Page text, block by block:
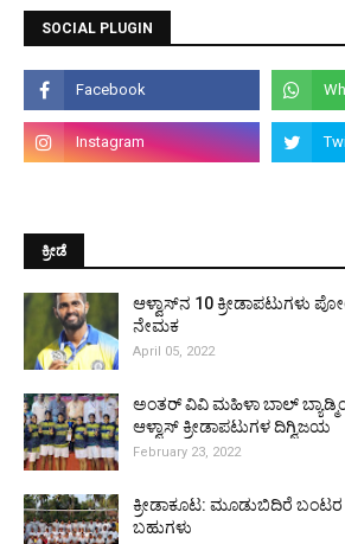
SOCIAL PLUGIN
ಕ್ರೀಡೆ
ಆಳ್ವಾಸ್‌ನ 10 ಕ್ರೀಡಾಪಟುಗಳು
ನೇಮಕ
April 05, 2022
ಅಂತರ್ ವಿವಿ ಮಹಿಳಾ ಬಾಲ್
ಆಳ್ವಾಸ್ ಕ್ರೀಡಾಪಟುಗಳ ದಿಗ್ವಿಜಯ
February 23, 2022
ಕ್ರೀಡಾಕೂಟ: ಮೂಡುಬಿದಿರೆ
ಬಹುಗಳು